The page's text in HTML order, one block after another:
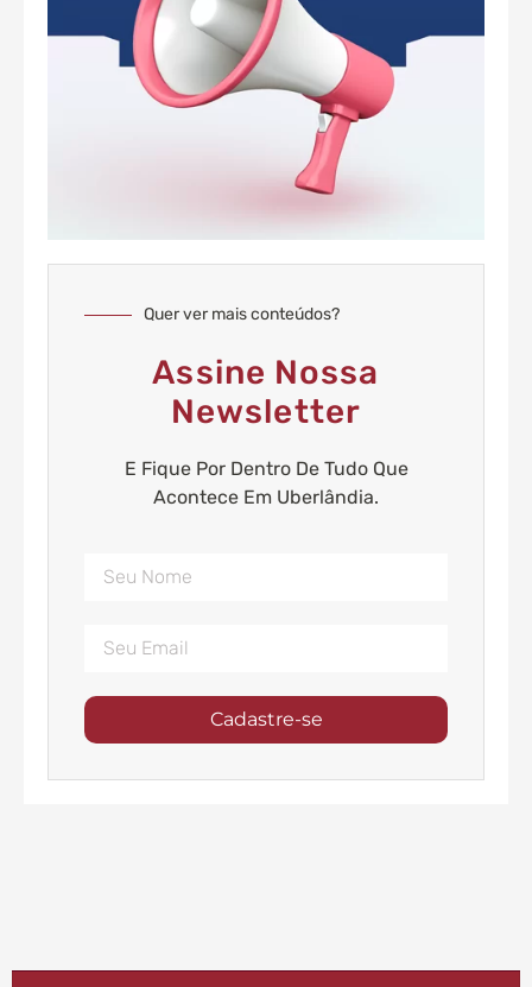
Quer ver mais conteúdos?
Assine Nossa
Newsletter
E Fique Por Dentro De Tudo Que
Acontece Em Uberlândia.
Cadastre-se